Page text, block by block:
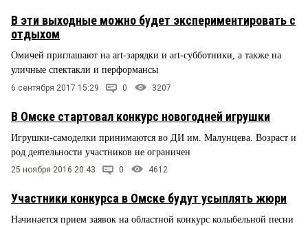
В эти выходные можно будет экспериментировать с
отдыхом
Омичей приглашают на art-зарядки и art-субботники, а также на
уличные спектакли и перформансы
6 сентября 2017 15:29 0 3207
В Омске стартовал конкурс новогодней игрушки
Игрушки-самоделки принимаются во ДИ им. Малунцева. Возраст и
род деятельности участников не ограничен
25 ноября 2016 20:43 0 4612
Участники конкурса в Омске будут усыплять жюри
Начинается прием заявок на областной конкурс колыбельной песни